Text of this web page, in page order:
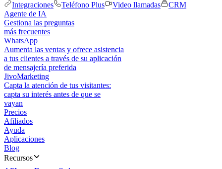
Integraciones
Teléfono Plus Video llamadas
CRM
Agente de IA
Gestiona las preguntas
más frecuentes
WhatsApp
Aumenta las ventas y ofrece asistencia
a tus clientes a través de su aplicación
de mensajería preferida
JivoMarketing
Capta la atención de tus visitantes:
capta su interés antes de que se
vayan
Precios
Afiliados
Ayuda
Aplicaciones
Blog
Recursos